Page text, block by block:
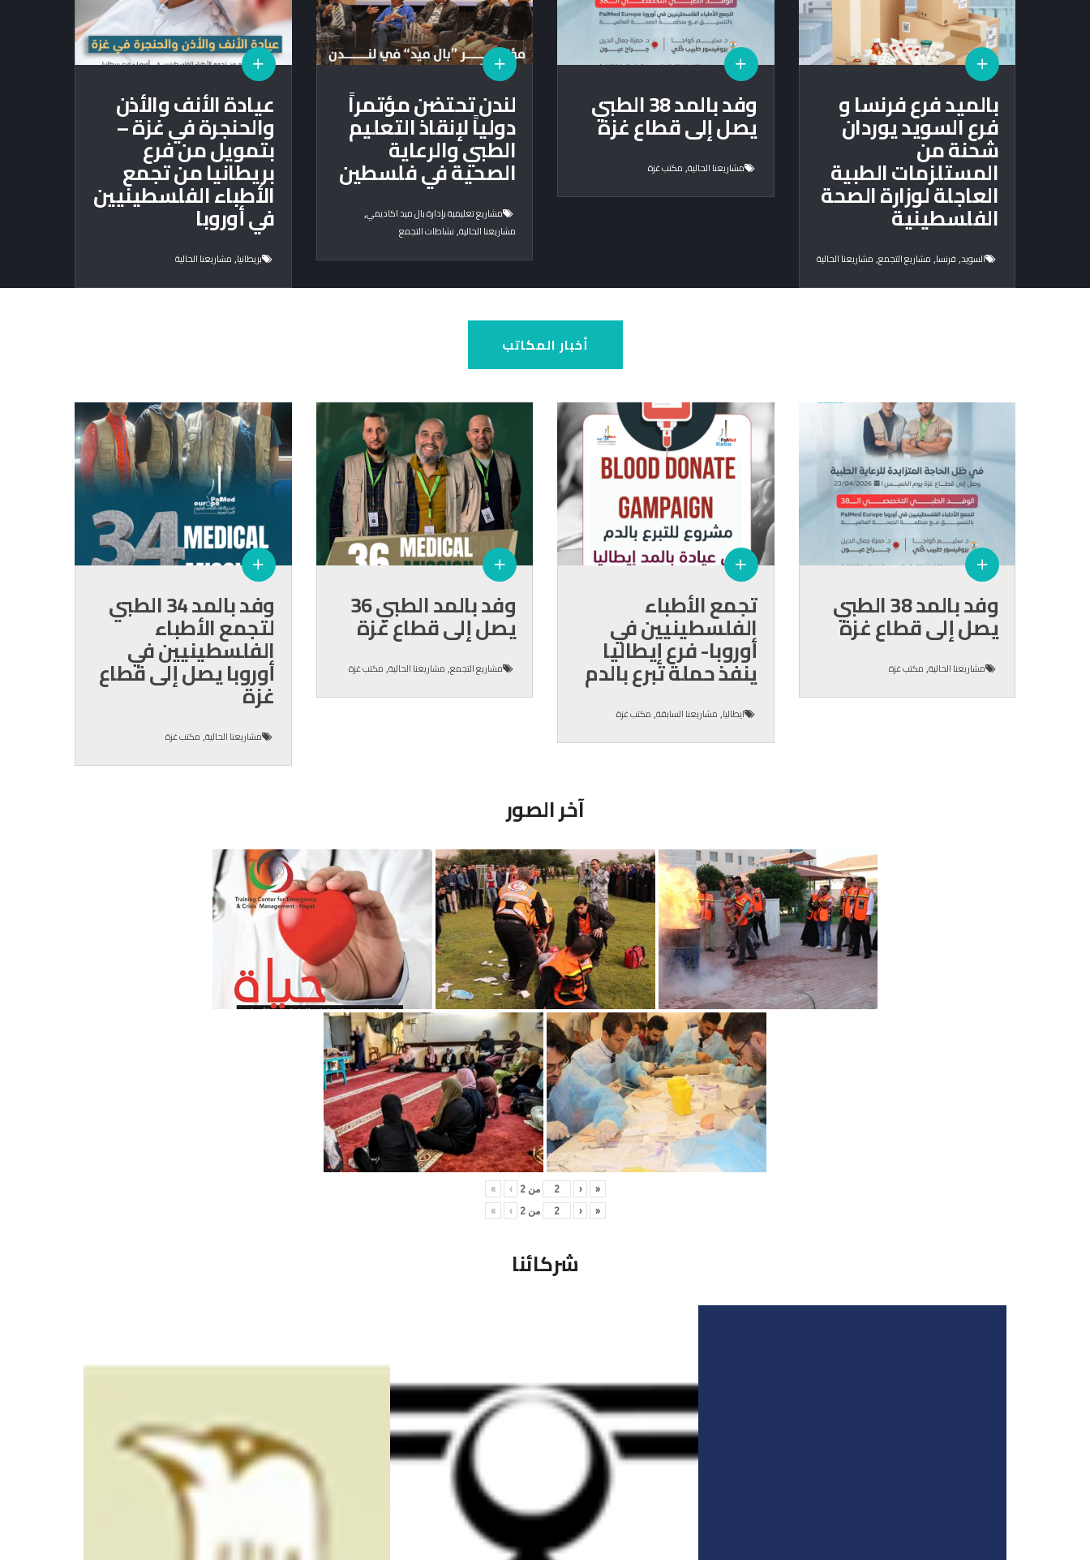
بالميد فرع فرنسا و
فرع السويد يوردان
شحنة من
المستلزمات الطبية
العاجلة لوزارة الصحة
الفلسطينية
السويد, فرنسا, مشاريع التجمع, مشاريعنا الحالية
وفد بالمد 38 الطبي
يصل إلى قطاع غزة
مشاريعنا الحالية, مكتب غزة
لندن تحتضن مؤتمراً
دولياً لإنقاذ التعليم
الطبي والرعاية
الصحية في فلسطين
مشاريع تعليمية بإدارة بال ميد اكاديمي,
مشاريعنا الحالية, نشاطات التجمع
عيادة الأنف والأذن
والحنجرة في غزة –
بتمويل من فرع
بريطانيا من تجمع
الأطباء الفلسطينيين
في أوروبا
بريطانيا, مشاريعنا الحالية
أخبار المكاتب
وفد بالمد 38 الطبي
يصل إلى قطاع غزة
مشاريعنا الحالية, مكتب غزة
تجمع الأطباء
الفلسطينيين في
أوروبا- فرع إيطاليا
ينفذ حملة تبرع بالدم
ايطاليا, مشاريعنا السابقة, مكتب غزة
وفد بالمد الطبي 36
يصل إلى قطاع غزة
مشاريع التجمع, مشاريعنا الحالية, مكتب غزة
وفد بالمد 34 الطبي
لتجمع الأطباء
الفلسطينيين في
أوروبا يصل إلى قطاع
غزة
مشاريعنا الحالية, مكتب غزة
آخر الصور
«
‹ من2
›
»
«
‹ من2
›
»
شركائنا